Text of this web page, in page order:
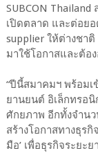
SUBCON
เปิดตลาด และต่อย
supplier ให้ต่างชา
มาใช้โอกาสและต้อ
“ปีนี้สมาคมฯ พร้อมเ
ยานยนต์ อิเล็กทรอ
ศักยภาพ อีกทั้งจำน
สร้างโอกาสทางธุร
มือ’ เพื่อธุรกิจระยะ